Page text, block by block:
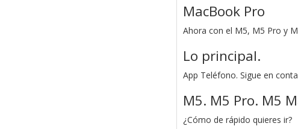
MacBook Pro
Ahora con el M5, M5 Pro y
Lo principal.
App Teléfono. Sigue en
M5. M5 Pro. M5
¿Cómo de rápido quieres ir?